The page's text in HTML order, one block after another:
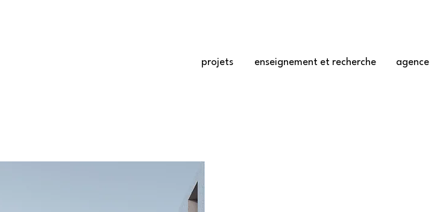
projets enseignement et recherche agence